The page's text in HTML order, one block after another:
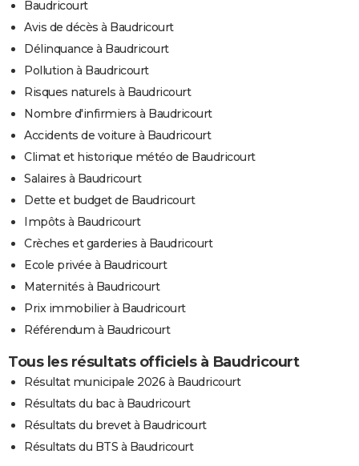
Baudricourt
Avis de décès à Baudricourt
Délinquance à Baudricourt
Pollution à Baudricourt
Risques naturels à Baudricourt
Nombre d'infirmiers à Baudricourt
Accidents de voiture à Baudricourt
Climat et historique météo de Baudricourt
Salaires à Baudricourt
Dette et budget de Baudricourt
Impôts à Baudricourt
Crèches et garderies à Baudricourt
Ecole privée à Baudricourt
Maternités à Baudricourt
Prix immobilier à Baudricourt
Référendum à Baudricourt
Tous les résultats officiels à Baudricourt
Résultat municipale 2026 à Baudricourt
Résultats du bac à Baudricourt
Résultats du brevet à Baudricourt
Résultats du BTS à Baudricourt